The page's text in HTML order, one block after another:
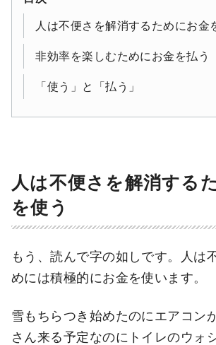
人は不便さを解消するためにお金
非効率を楽しむためにお金を払う
「使う」と「払う」
人は不便さを解消する
を使う
もう、読んで字の如しです。人は
めには積極的にお金を使います。
雪もちらつき始めたのにエアコン
さん来る予定なのにトイレのウォ